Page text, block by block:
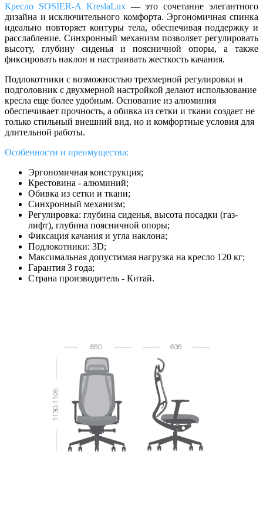
Кресло SOSIER-A KreslaLux — это сочетание элегантного
дизайна и исключительного комфорта. Эргономичная спинка
идеально повторяет контуры тела, обеспечивая поддержку и
расслабление. Синхронный механизм позволяет регулировать
высоту, глубину сиденья и поясничной опоры, а также
фиксировать наклон и настраивать жесткость качания.
Подлокотники с возможностью трехмерной регулировки и
подголовник с двухмерной настройкой делают использование
кресла еще более удобным. Основание из алюминия
обеспечивает прочность, а обивка из сетки и ткани создает не
только стильный внешний вид, но и комфортные условия для
длительной работы.
Особенности и преимущества:
Эргономичная конструкция;
Крестовина - алюминий;
Обивка из сетки и ткани;
Синхронный механизм;
Регулировка: глубина сиденья, высота посадки (газ-
лифт), глубина поясничной опоры;
Фиксация качания и угла наклона;
Подлокотники: 3D;
Максимальная допустимая нагрузка на кресло 120 кг;
Гарантия 3 года;
Страна производитель - Китай.